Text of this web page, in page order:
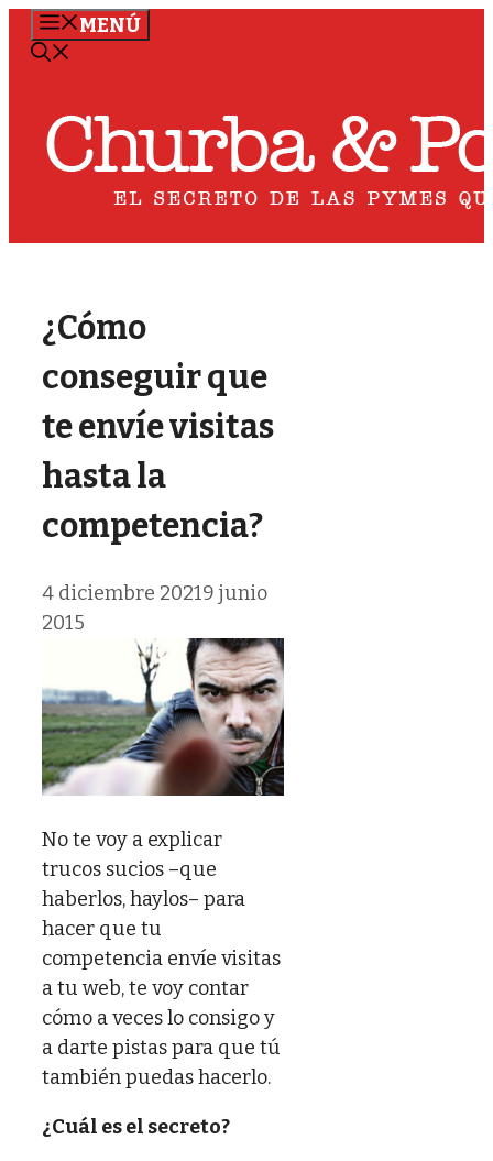
Saltar
MENÚ
¿Cómo
conseguir que
te envíe visitas
hasta la
competencia?
4 diciembre 20219 junio
2015
No te voy a explicar
trucos sucios –que
haberlos, haylos– para
hacer que tu
competencia envíe visitas
a tu web, te voy contar
cómo a veces lo consigo y
a darte pistas para que tú
también puedas hacerlo.
¿Cuál es el secreto?